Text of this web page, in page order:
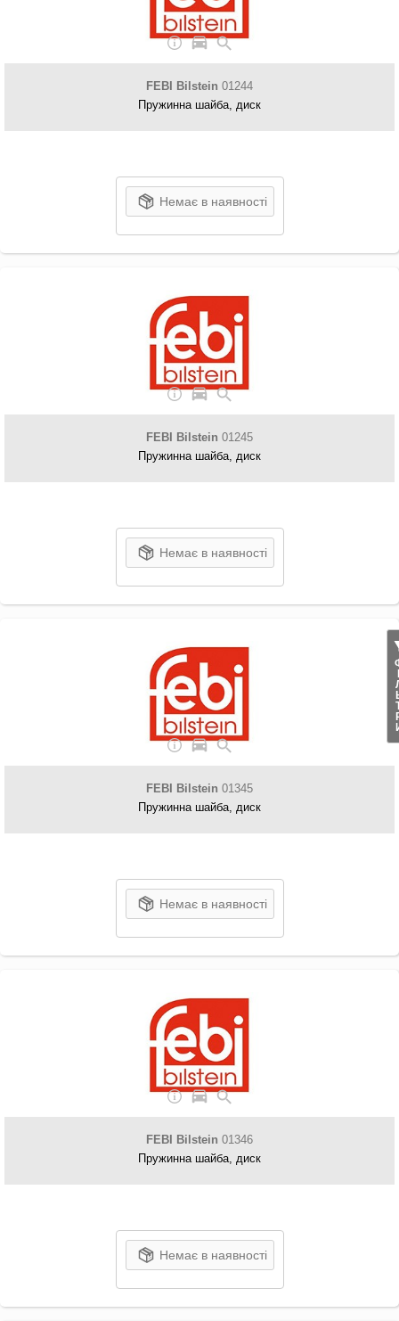
FEBI Bilstein 01244
Пружинна шайба, диск
Немає в наявності
FEBI Bilstein 01245
Пружинна шайба, диск
Немає в наявності
FEBI Bilstein 01345
Пружинна шайба, диск
Немає в наявності
FEBI Bilstein 01346
Пружинна шайба, диск
Немає в наявності